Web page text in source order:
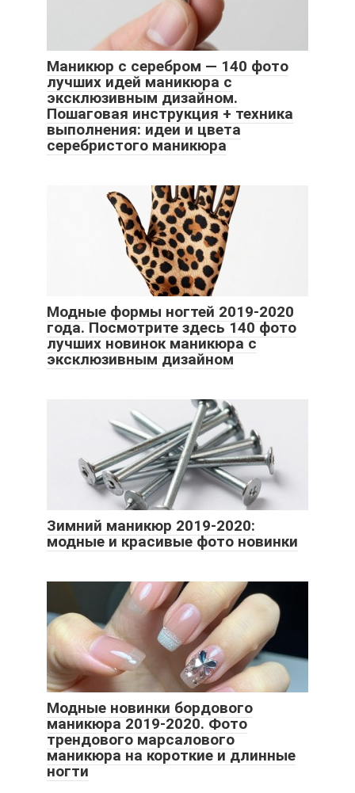
Маникюр с серебром — 140 фото
лучших идей маникюра с
эксклюзивным дизайном.
Пошаговая инструкция + техника
выполнения: идеи и цвета
серебристого маникюра
Модные формы ногтей 2019-2020
года. Посмотрите здесь 140 фото
лучших новинок маникюра с
эксклюзивным дизайном
Зимний маникюр 2019-2020:
модные и красивые фото новинки
Модные новинки бордового
маникюра 2019-2020. Фото
трендового марсалового
маникюра на короткие и длинные
ногти